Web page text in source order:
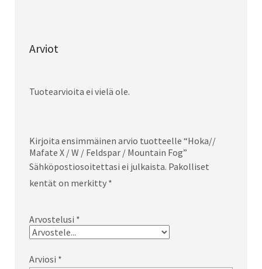
Arviot
Tuotearvioita ei vielä ole.
Kirjoita ensimmäinen arvio tuotteelle “Hoka//
Mafate X / W / Feldspar / Mountain Fog”
Sähköpostiosoitettasi ei julkaista. Pakolliset
kentät on merkitty *
Arvostelusi *
Arviosi *